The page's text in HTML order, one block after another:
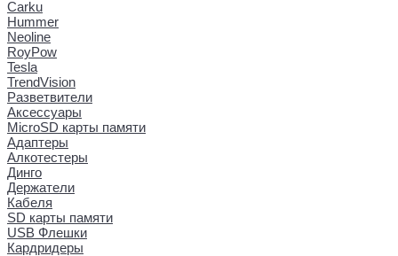
Carku
Hummer
Neoline
RoyPow
Tesla
TrendVision
Разветвители
Аксессуары
MicroSD карты памяти
Адаптеры
Алкотестеры
Динго
Держатели
Кабеля
SD карты памяти
USB Флешки
Кардридеры